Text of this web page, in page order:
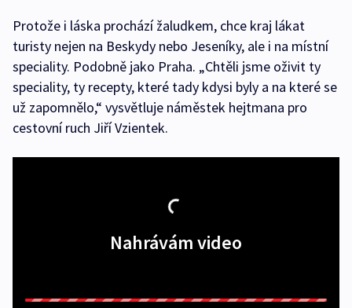
Protože i láska prochází žaludkem, chce kraj lákat
turisty nejen na Beskydy nebo Jeseníky, ale i na místní
speciality. Podobně jako Praha. „Chtěli jsme oživit ty
speciality, ty recepty, které tady kdysi byly a na které se
už zapomnělo,“ vysvětluje náměstek hejtmana pro
cestovní ruch Jiří Vzientek.
Nahrávám video